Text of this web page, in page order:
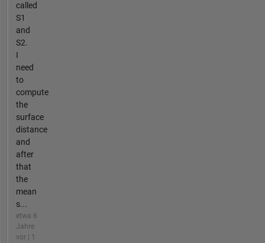
called
S1
and
S2.
I
need
to
compute
the
surface
distance
and
after
that
the
mean
s...
etwa 6
Jahre
vor | 1